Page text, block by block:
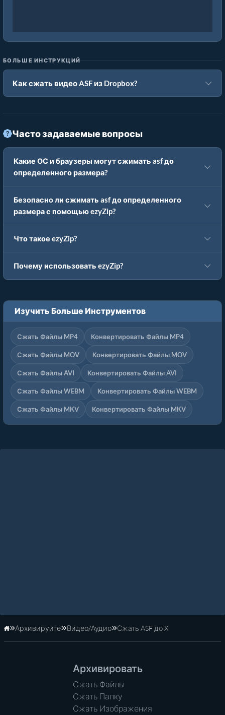
БОЛЬШЕ ИНСТРУКЦИЙ
Как сжать видео ASF из Dropbox?
Часто задаваемые вопросы
Какие ОС и браузеры могут сжимать asf до
определенного размера?
Безопасно ли сжимать asf до определенного
размера с помощью ezyZip?
Что такое ezyZip?
Почему использовать ezyZip?
Изучить Больше Инструментов
Сжать Файлы MP4 Конвертировать Файлы MP4
Сжать Файлы MOV Конвертировать Файлы MOV
Сжать Файлы AVI Конвертировать Файлы AVI
Сжать Файлы WEBM Конвертировать Файлы WEBM
Сжать Файлы MKV Конвертировать Файлы MKV
Главная
Архивируйте Видео/Аудио Сжать ASF до X
Архивировать
Сжать Файлы
Сжать Папку
Сжать Изображения